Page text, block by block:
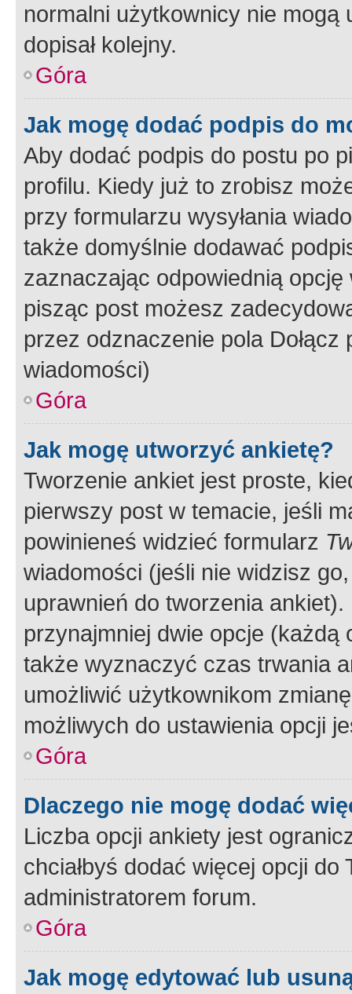
normalni użytkownicy nie
dopisał kolejny.
Góra
Jak mogę dodać podpis do
Aby dodać podpis do postu po
profilu. Kiedy już to zrobisz
przy formularzu wysyłania
także domyślnie dodawać
zaznaczając odpowiednią
pisząc post możesz
przez odznaczenie pola
wiadomości)
Góra
Jak mogę utworzyć ankietę?
Tworzenie ankiet jest proste,
pierwszy post w temacie, jeśli
powinieneś widzieć formularz
wiadomości (jeśli nie widzisz
uprawnień do tworzenia
przynajmniej dwie opcje
także wyznaczyć czas trwania
umożliwić użytkownikom
możliwych do ustawienia opcji
Góra
Dlaczego nie mogę dodać
Liczba opcji ankiety jest
chciałbyś dodać więcej opcji
administratorem forum.
Góra
Jak mogę edytować lub